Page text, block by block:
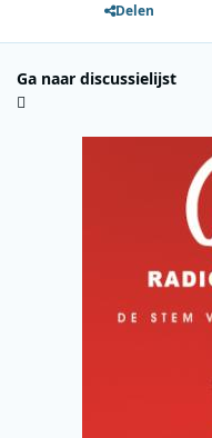
Delen
Ga naar discussielijst